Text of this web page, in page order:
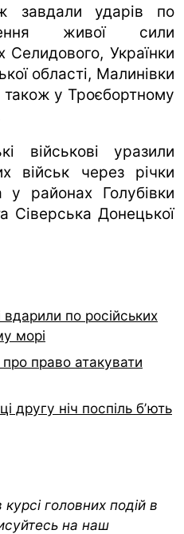
завдали ударів по
живої сили
Селидового, Українки
області, Малинівки
також у Троєбортному
військові уразили
військ через річки
у районах Голубівки
Сіверська Донецької
вдарили по російських
морі
право атакувати
другу ніч поспіль бʼють
головних подій в
на наш